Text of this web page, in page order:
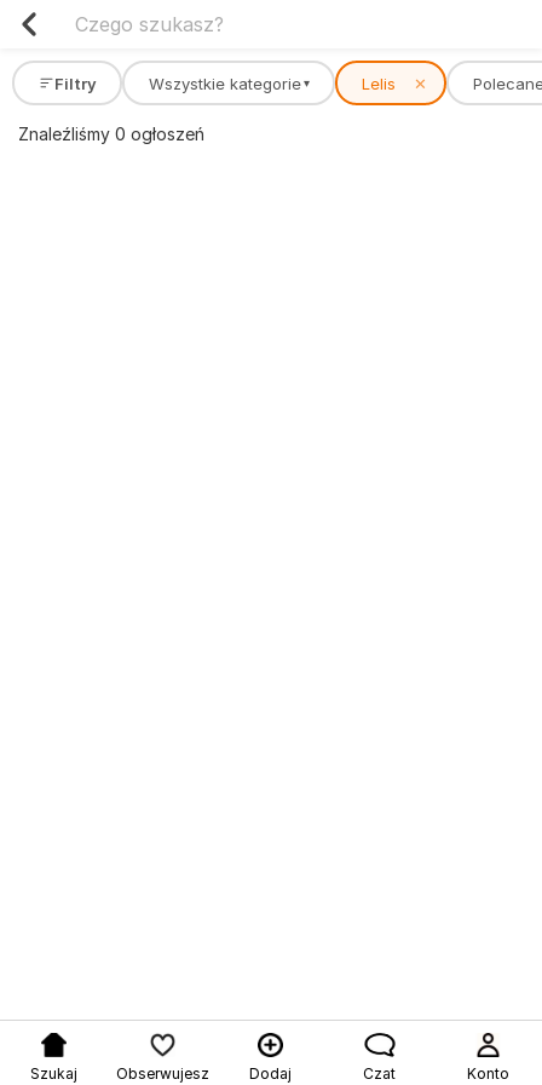
Filtry Wszystkie kategorie ▾ Lelis ✕
Znaleźliśmy 0 ogłoszeń
Szukaj Obserwujesz Dodaj Czat Konto